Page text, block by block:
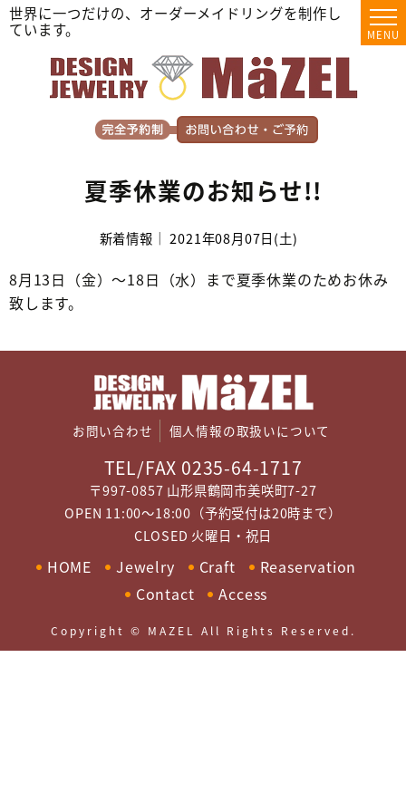
世界に一つだけの、オーダーメイドリングを制作し
ています。
MENU
夏季休業のお知らせ!!
新着情報｜ 2021年08月07日(土)
8月13日（金）～18日（水）まで夏季休業のためお休み
致します。
お問い合わせ 個人情報の取扱いについて
TEL/FAX 0235-64-1717
〒997-0857 山形県鶴岡市美咲町7-27
OPEN 11:00～18:00（予約受付は20時まで）
CLOSED 火曜日・祝日
HOME Jewelry Craft
Reaservation
Contact
Access
Copyright © MAZEL All Rights Reserved.